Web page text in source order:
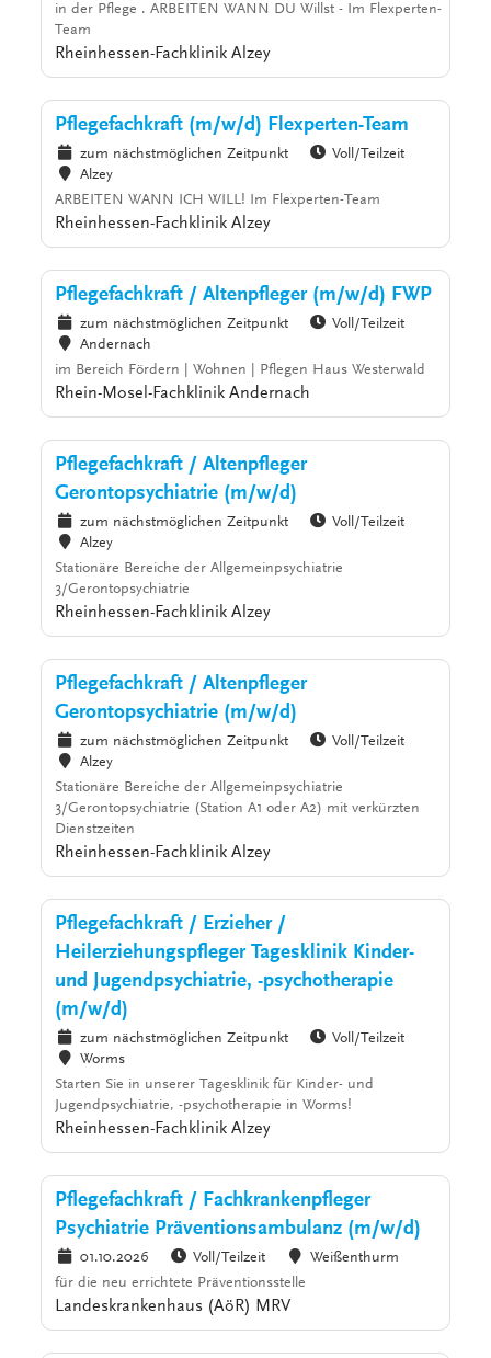
in der Pflege . ARBEITEN WANN DU Willst - Im Flexperten-
Team
Rheinhessen-Fachklinik Alzey
Pflegefachkraft (m/w/d) Flexperten-Team
zum nächstmöglichen Zeitpunkt
Voll/Teilzeit
Alzey
ARBEITEN WANN ICH WILL! Im Flexperten-Team
Rheinhessen-Fachklinik Alzey
Pflegefachkraft / Altenpfleger (m/w/d) FWP
zum nächstmöglichen Zeitpunkt
Voll/Teilzeit
Andernach
im Bereich Fördern | Wohnen | Pflegen Haus Westerwald
Rhein-Mosel-Fachklinik Andernach
Pflegefachkraft / Altenpfleger
Gerontopsychiatrie (m/w/d)
zum nächstmöglichen Zeitpunkt
Voll/Teilzeit
Alzey
Stationäre Bereiche der Allgemeinpsychiatrie
3/Gerontopsychiatrie
Rheinhessen-Fachklinik Alzey
Pflegefachkraft / Altenpfleger
Gerontopsychiatrie (m/w/d)
zum nächstmöglichen Zeitpunkt
Voll/Teilzeit
Alzey
Stationäre Bereiche der Allgemeinpsychiatrie
3/Gerontopsychiatrie (Station A1 oder A2) mit verkürzten
Dienstzeiten
Rheinhessen-Fachklinik Alzey
Pflegefachkraft / Erzieher /
Heilerziehungspfleger Tagesklinik Kinder-
und Jugendpsychiatrie, -psychotherapie
(m/w/d)
zum nächstmöglichen Zeitpunkt
Voll/Teilzeit
Worms
Starten Sie in unserer Tagesklinik für Kinder- und
Jugendpsychiatrie, -psychotherapie in Worms!
Rheinhessen-Fachklinik Alzey
Pflegefachkraft / Fachkrankenpfleger
Psychiatrie Präventionsambulanz (m/w/d)
01.10.2026 Voll/Teilzeit
Weißenthurm
für die neu errichtete Präventionsstelle
Landeskrankenhaus (AöR) MRV